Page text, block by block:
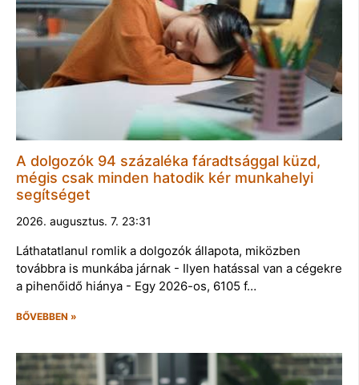
A dolgozók 94 százaléka fáradtsággal küzd,
mégis csak minden hatodik kér munkahelyi
segítséget
2026. augusztus. 7. 23:31
Láthatatlanul romlik a dolgozók állapota, miközben
továbbra is munkába járnak - Ilyen hatással van a cégekre
a pihenőidő hiánya - Egy 2026-os, 6105 f…
BŐVEBBEN »